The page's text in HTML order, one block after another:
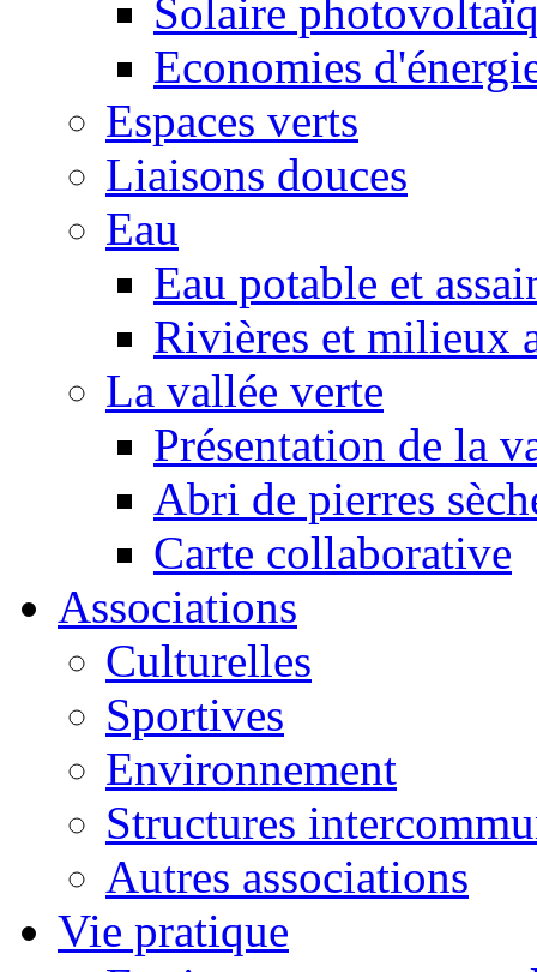
Solaire
Economies
Espaces verts
Liaisons douces
Eau
Eau potable et
Rivières et milieux
La vallée verte
Présentation de la
Abri de pierres
Carte collaborative
Associations
Culturelles
Sportives
Environnement
Structures
Autres associations
Vie pratique